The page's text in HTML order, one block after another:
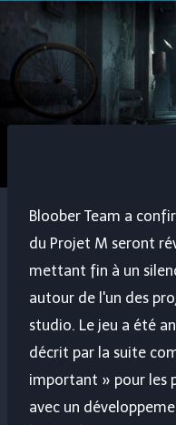
Bloober Team a
du Projet M seront
mettant fin à un
autour de l'un des
studio. Le jeu a été
décrit par la suite
important » pour les
avec un